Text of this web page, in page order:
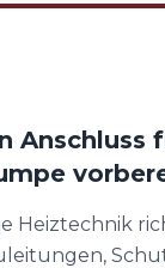
Anschluss
Heiztechnik